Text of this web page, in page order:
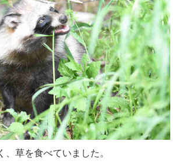
、草を食べていました。